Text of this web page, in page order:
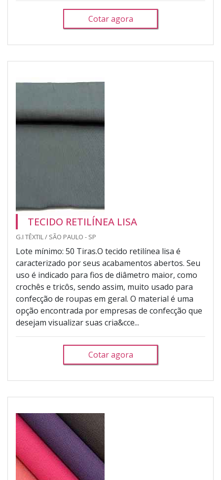
Cotar agora
TECIDO RETILÍNEA LISA
G.I TÊXTIL / SÃO PAULO - SP
Lote mínimo: 50 Tiras.O tecido retilínea lisa é
caracterizado por seus acabamentos abertos. Seu
uso é indicado para fios de diâmetro maior, como
crochês e tricôs, sendo assim, muito usado para
confecção de roupas em geral. O material é uma
opção encontrada por empresas de confecção que
desejam visualizar suas cria&cce...
Cotar agora